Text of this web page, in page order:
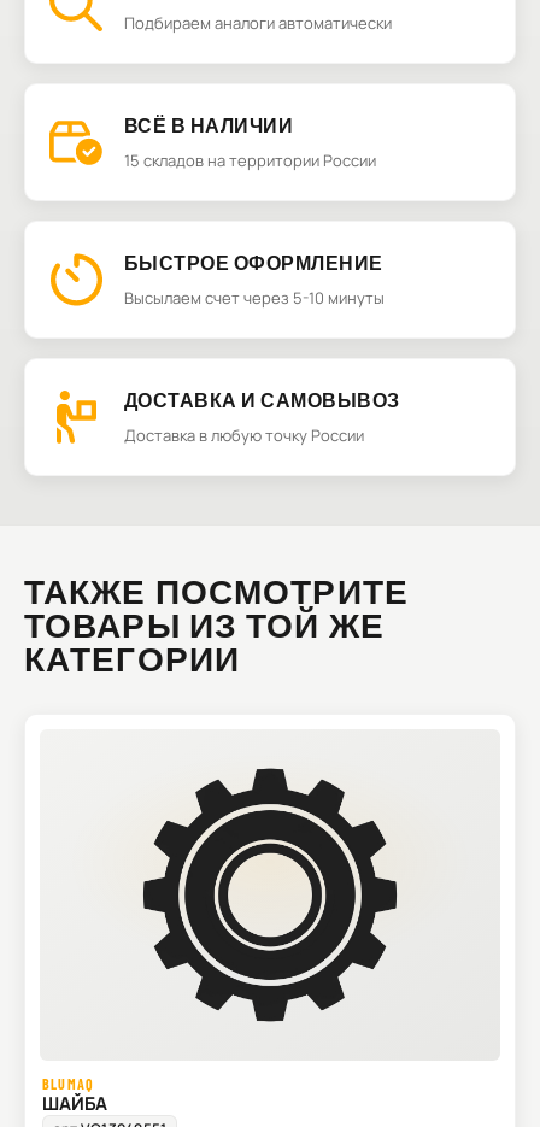
Подбираем аналоги автоматически
ВСЁ В НАЛИЧИИ
15 складов на территории России
БЫСТРОЕ ОФОРМЛЕНИЕ
Высылаем счет через 5-10 минуты
ДОСТАВКА И САМОВЫВОЗ
Доставка в любую точку России
ТАКЖЕ ПОСМОТРИТЕ
ТОВАРЫ ИЗ ТОЙ ЖЕ
КАТЕГОРИИ
BLUMAQ
ШАЙБА